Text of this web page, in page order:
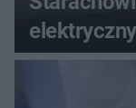
elektryczny